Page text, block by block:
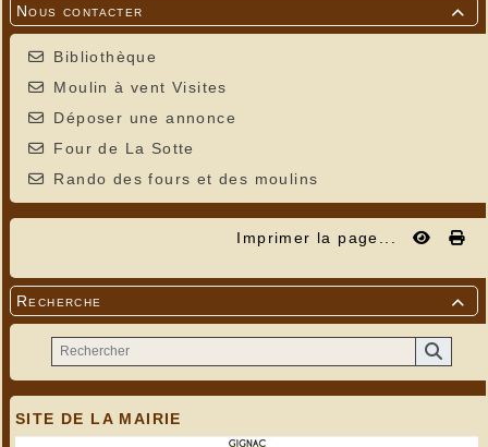

Nous contacter
Bibliothèque
Moulin à vent Visites
Déposer une annonce
Four de La Sotte
Rando des fours et des moulins
Imprimer la page...

Recherche
SITE DE LA MAIRIE